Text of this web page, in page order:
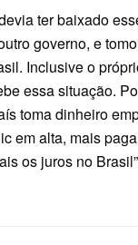
ter baixado
governo, e
Inclusive o
essa situação.
toma dinheiro
em alta, mais
os juros no